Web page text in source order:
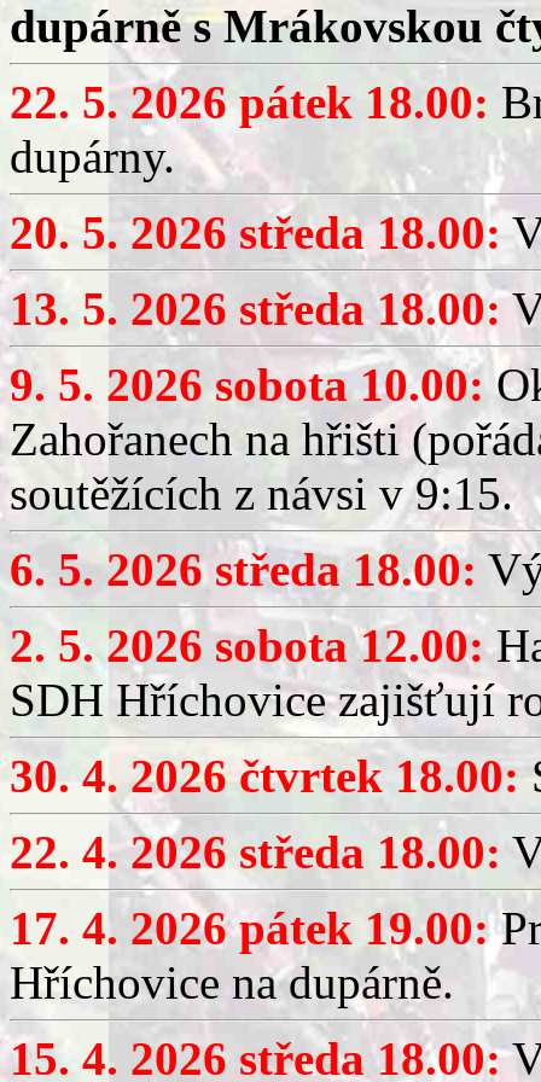
dupárně s Mrákovskou
22. 5. 2026 pátek 18.00:
dupárny.
20. 5. 2026 středa 18.00:
13. 5. 2026 středa 18.00:
9. 5. 2026 sobota 10.00:
Zahořanech na hřišti
soutěžících z návsi v 9:15.
6. 5. 2026 středa 18.00:
2. 5. 2026 sobota 12.00:
SDH Hříchovice zajišťují
30. 4. 2026 čtvrtek 18.00:
22. 4. 2026 středa 18.00:
17. 4. 2026 pátek 19.00:
Hříchovice na dupárně.
15. 4. 2026 středa 18.00: